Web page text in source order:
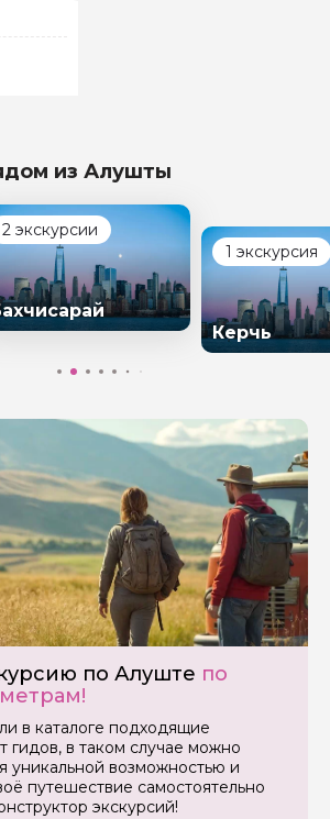
из Алушты
2 экскурсии
1 экскурсия
Керчь
по Алуште по
в каталоге подходящие
гидов, в таком случае можно
уникальной возможностью и
путешествие самостоятельно
экскурсий!